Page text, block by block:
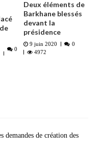
0
Deux éléments de
Barkhane blessés
devant la
présidence
9 juin 2020
0
4972
demandes de création des